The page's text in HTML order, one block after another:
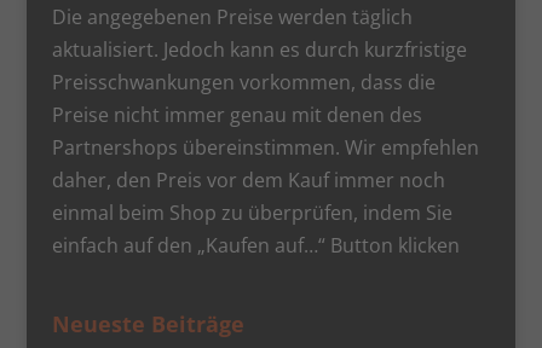
Die angegebenen Preise werden täglich
aktualisiert. Jedoch kann es durch kurzfristige
Preisschwankungen vorkommen, dass die
Preise nicht immer genau mit denen des
Partnershops übereinstimmen. Wir empfehlen
daher, den Preis vor dem Kauf immer noch
einmal beim Shop zu überprüfen, indem Sie
einfach auf den „Kaufen auf…“ Button klicken
Neueste Beiträge